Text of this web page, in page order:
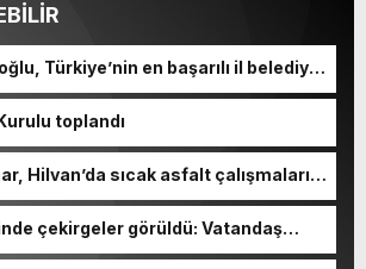
Türkiye’nin en başarılı il belediye
toplandı
Hilvan’da sıcak asfalt çalışmalarını
çekirgeler görüldü: Vatandaş